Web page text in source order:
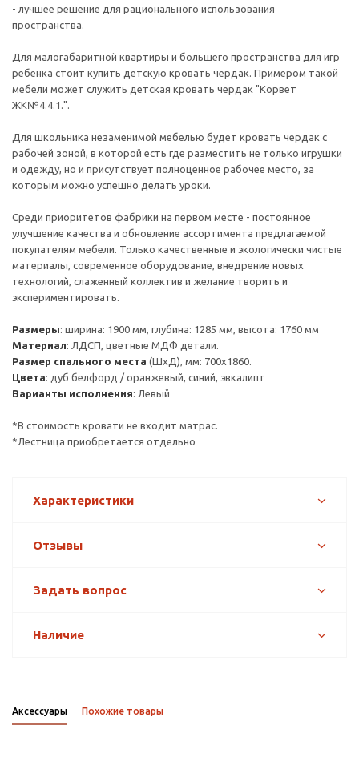
- лучшее решение для рационального использования
пространства.
Для малогабаритной квартиры и большего пространства для игр
ребенка стоит купить детскую кровать чердак. Примером такой
мебели может служить детская кровать чердак "Корвет
ЖК№4.4.1.".
Для школьника незаменимой мебелью будет кровать чердак с
рабочей зоной, в которой есть где разместить не только игрушки
и одежду, но и присутствует полноценное рабочее место, за
которым можно успешно делать уроки.
Среди приоритетов фабрики на первом месте - постоянное
улучшение качества и обновление ассортимента предлагаемой
покупателям мебели. Только качественные и экологически чистые
материалы, современное оборудование, внедрение новых
технологий, слаженный коллектив и желание творить и
экспериментировать.
Размеры: ширина: 1900 мм, глубина: 1285 мм, высота: 1760 мм
Материал: ЛДСП, цветные МДФ детали.
Размер спального места (ШхД), мм: 700х1860.
Цвета: дуб белфорд / оранжевый, синий, эвкалипт
Варианты исполнения: Левый
*В стоимость кровати не входит матрас.
*Лестница приобретается отдельно
Характеристики
Отзывы
Задать вопрос
Наличие
Аксессуары Похожие товары